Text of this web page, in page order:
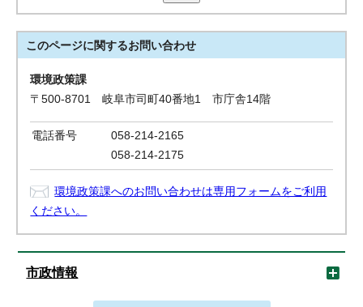
このページに関するお問い合わせ
環境政策課
〒500-8701 岐阜市司町40番地1 市庁舎14階
電話番号
058-214-2165
058-214-2175
環境政策課へのお問い合わせは専用フォームをご利用
ください。
市政情報